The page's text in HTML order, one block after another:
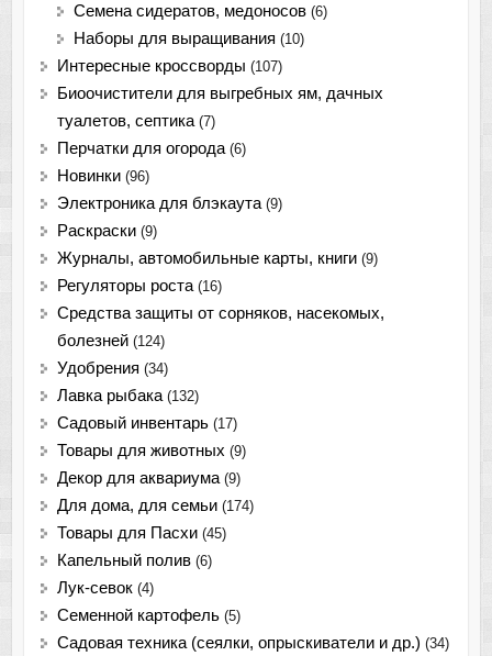
Семена сидератов, медоносов (6)
Наборы для выращивания (10)
Интересные кроссворды (107)
Биоочистители для выгребных ям, дачных
туалетов, септика (7)
Перчатки для огорода (6)
Новинки (96)
Электроника для блэкаута (9)
Раскраски (9)
Журналы, автомобильные карты, книги (9)
Регуляторы роста (16)
Средства защиты от сорняков, насекомых,
болезней (124)
Удобрения (34)
Лавка рыбака (132)
Садовый инвентарь (17)
Товары для животных (9)
Декор для аквариума (9)
Для дома, для семьи (174)
Товары для Пасхи (45)
Капельный полив (6)
Лук-севок (4)
Семенной картофель (5)
Садовая техника (сеялки, опрыскиватели и др.) (34)